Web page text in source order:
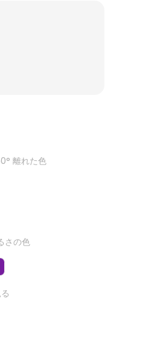
離れた色
さの色